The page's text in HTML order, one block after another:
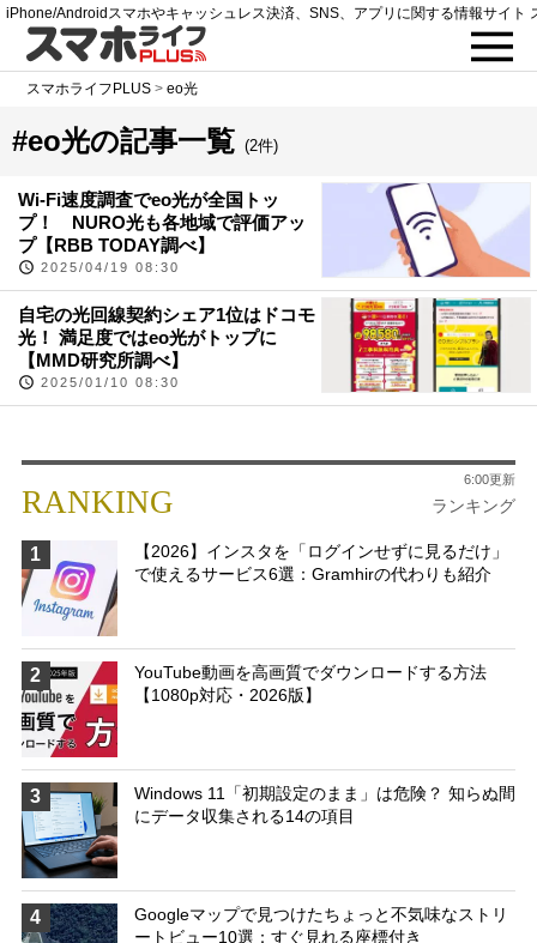
iPhone/Androidスマホやキャッシュレス決済、SNS、アプリに関する情報サイト
スマホライフPLUS >eo光
#eo光の記事一覧 (2件)
Wi-Fi速度調査でeo光が全国トッ
プ！ NURO光も各地域で評価アッ
プ【RBB TODAY調べ】
2025/04/19 08:30
自宅の光回線契約シェア1位はドコモ
光！ 満足度ではeo光がトップに
【MMD研究所調べ】
2025/01/10 08:30
RANKING ランキング
6:00更新
1
【2026】インスタを「ログインせずに見るだけ」
で使えるサービス6選：Gramhirの代わりも紹介
2
YouTube動画を高画質でダウンロードする方法
【1080p対応・2026版】
3
Windows 11「初期設定のまま」は危険？ 知らぬ間
にデータ収集される14の項目
4
Googleマップで見つけたちょっと不気味なストリ
ートビュー10選：すぐ見れる座標付き